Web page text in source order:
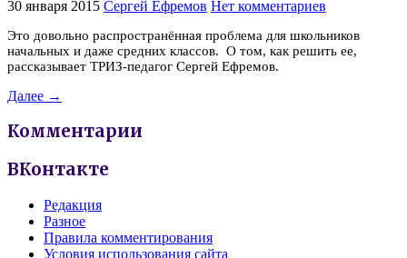
30 января 2015 Сергей Ефремов Нет комментариев
Это довольно распространённая проблема для школьников
начальных и даже средних классов. О том, как решить ее,
рассказывает ТРИЗ-педагог Сергей Ефремов.
Далее →
Комментарии
ВКонтакте
Редакция
Разное
Правила комментирования
Условия использования сайта